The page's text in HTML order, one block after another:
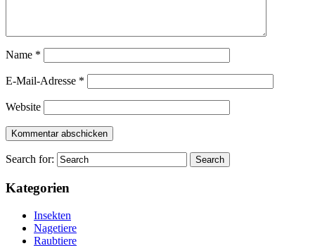
Name *
E-Mail-Adresse *
Website
Search for:
Kategorien
Insekten
Nagetiere
Raubtiere